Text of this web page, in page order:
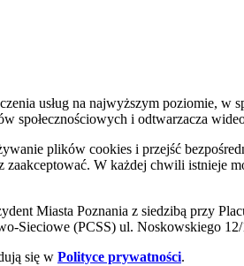
usług na najwyższym poziomie,
społecznościowych i odtwarzacza
plików cookies i przejść
W każdej chwili istnieje
Miasta Poznania z siedzibą przy
Sieciowe (PCSS) ul. Noskowskiego
się w Polityce prywatności.